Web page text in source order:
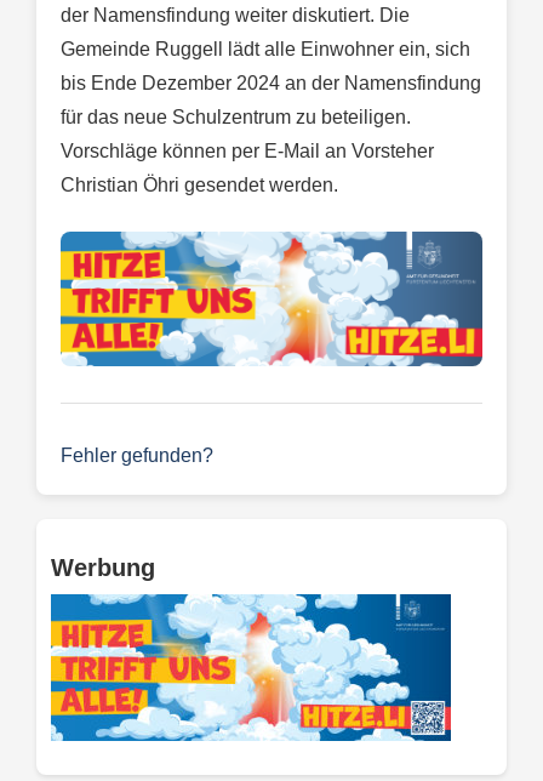
der Namensfindung weiter diskutiert. Die
Gemeinde Ruggell lädt alle Einwohner ein, sich
bis Ende Dezember 2024 an der Namensfindung
für das neue Schulzentrum zu beteiligen.
Vorschläge können per E-Mail an Vorsteher
Christian Öhri gesendet werden.
Fehler gefunden?
Werbung